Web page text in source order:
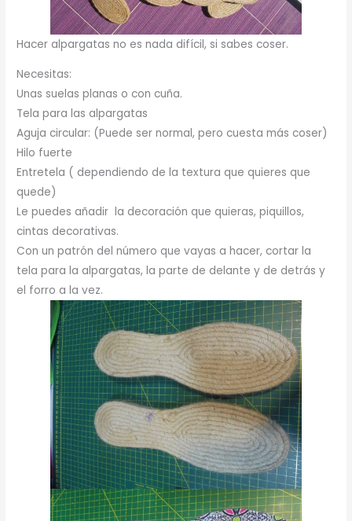
Hacer alpargatas no es nada difícil, si sabes coser.
Necesitas:
Unas suelas planas o con cuña.
Tela para las alpargatas
Aguja circular: (Puede ser normal, pero cuesta más coser)
Hilo fuerte
Entretela ( dependiendo de la textura que quieres que
quede)
Le puedes añadir la decoración que quieras, piquillos,
cintas decorativas.
Con un patrón del número que vayas a hacer, cortar la
tela para la alpargatas, la parte de delante y de detrás y
el forro a la vez.